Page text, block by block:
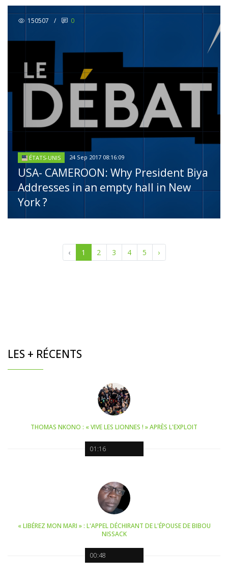
150507 / 0
ÉTATS-UNIS 24 Sep 2017 08:16:09
USA- CAMEROON: Why President Biya
Addresses in an empty hall in New
York ?
‹ 1 2 3 4 5 ›
LES + RÉCENTS
01:16
THOMAS NKONO : « VIVE LES LIONNES ! » APRÈS L'EXPLOIT
00:48
« LIBÉREZ MON MARI » : L'APPEL DÉCHIRANT DE L'ÉPOUSE DE BIBOU
NISSACK